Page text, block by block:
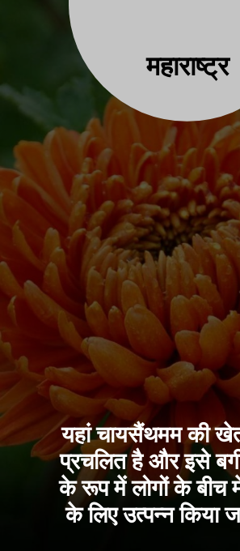
महाराष्ट्र
यहां चायसैंथमम की
प्रचलित है और इसे
के रूप में लोगों के बीच
के लिए उत्पन्न किया